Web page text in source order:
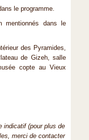
le programme.
mentionnés dans le
des Pyramides,
de Gizeh, salle
copte au Vieux
indicatif (pour plus de
merci de contacter